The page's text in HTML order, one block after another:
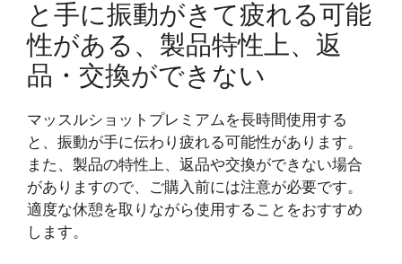
と手に振動がきて疲れる可能
性がある、製品特性上、返
品・交換ができない
マッスルショットプレミアムを長時間使用する
と、振動が手に伝わり疲れる可能性があります。
また、製品の特性上、返品や交換ができない場合
がありますので、ご購入前には注意が必要です。
適度な休憩を取りながら使用することをおすすめ
します。